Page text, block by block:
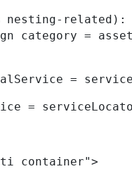
nesting-related):
=
=
container">